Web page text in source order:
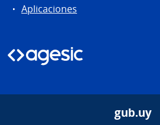
Aplicaciones
gub.uy